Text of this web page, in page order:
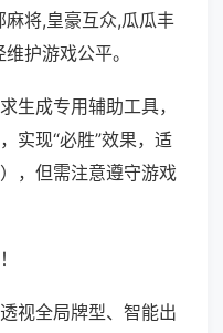
将,皇豪互众,瓜瓜丰
护游戏公平。
生成专用辅助工具，
实现“必胜”效果，适
，但需注意遵守游戏
视全局牌型、智能出